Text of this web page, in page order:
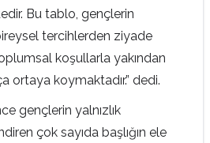
Bu tablo, gençlerin
bireysel tercihlerden ziyade
koşullarla yakından
ortaya koymaktadır.” dedi.
gençlerin yalnızlık
çok sayıda başlığın ele